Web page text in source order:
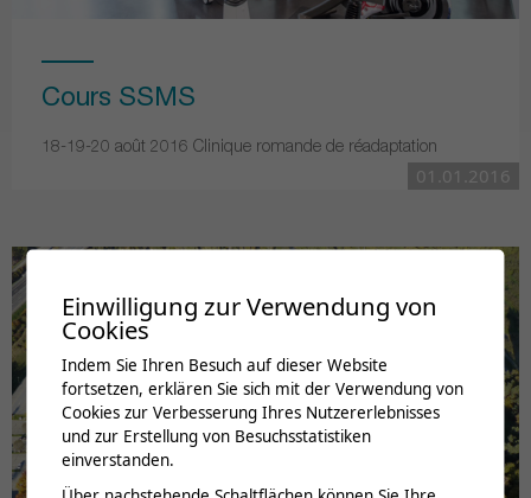
Cours SSMS
18-19-20 août 2016 Clinique romande de réadaptation
01.01.2016
Einwilligung zur Verwendung von
Cookies
Indem Sie Ihren Besuch auf dieser Website
fortsetzen, erklären Sie sich mit der Verwendung von
Cookies zur Verbesserung Ihres Nutzererlebnisses
und zur Erstellung von Besuchsstatistiken
einverstanden.